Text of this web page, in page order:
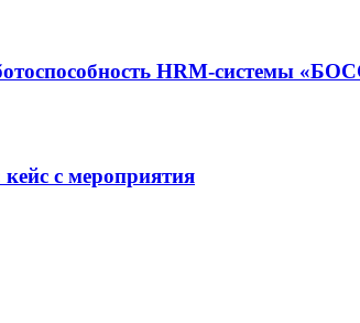
HRM-системы
с мероприятия